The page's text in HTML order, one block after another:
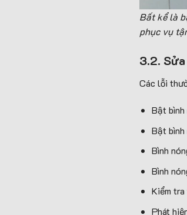
Bất kể là
phục vụ
3.2.
Các lỗi
Bật bình
Bật bình
Bình
Bình
Kiểm
Phát